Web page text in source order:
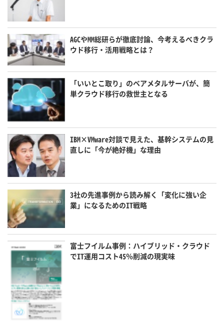
AGCやMM総研らが徹底討論、今考えるべきクラ
ウド移行・活用戦略とは？
「いいとこ取り」のベアメタルサーバが、簡
単クラウド移行の救世主となる
IBM×VMware対談で見えた、基幹システムの見
直しに「今が絶好機」な理由
3社の先進事例から読み解く「変化に強い企
業」になるためのIT戦略
富士フイルム事例：ハイブリッド・クラウド
でIT運用コスト45％削減の現実味